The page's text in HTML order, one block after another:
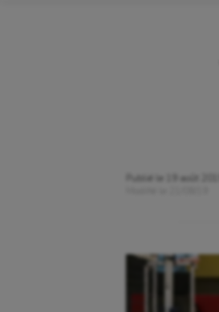
Publié le
19 août 2019